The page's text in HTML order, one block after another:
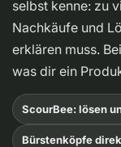
selbst kenne: zu
Nachkäufe und
erklären muss.
was dir ein
ScourBee: lösen
Bürstenköpfe